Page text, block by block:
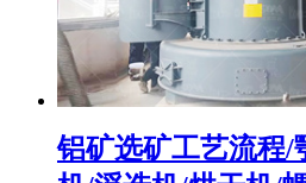
铝矿选矿工艺流程/